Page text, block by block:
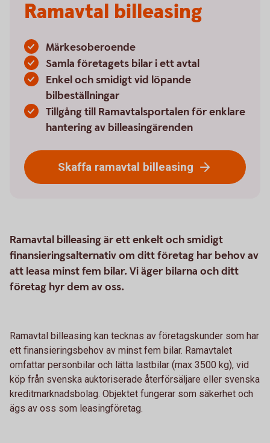
Ramavtal billeasing
Märkesoberoende
Samla företagets bilar i ett avtal
Enkel och smidigt vid löpande
bilbeställningar
Tillgång till Ramavtalsportalen för enklare
hantering av billeasingärenden
Skaffa ramavtal billeasing
Ramavtal billeasing är ett enkelt och smidigt
finansieringsalternativ om ditt företag har behov av
att leasa minst fem bilar. Vi äger bilarna och ditt
företag hyr dem av oss.
Ramavtal billeasing kan tecknas av företagskunder som har
ett finansieringsbehov av minst fem bilar. Ramavtalet
omfattar personbilar och lätta lastbilar (max 3500 kg), vid
köp från svenska auktoriserade återförsäljare eller svenska
kreditmarknadsbolag. Objektet fungerar som säkerhet och
ägs av oss som leasingföretag.